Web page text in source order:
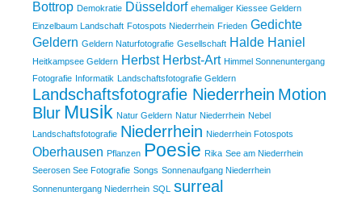
Bottrop Demokratie Düsseldorf ehemaliger Kiessee Geldern
Einzelbaum Landschaft Fotospots Niederrhein Frieden Gedichte
Geldern Geldern Naturfotografie Gesellschaft Halde Haniel
Heitkampsee Geldern Herbst Herbst-Art Himmel Sonnenuntergang
Fotografie Informatik Landschaftsfotografie Geldern
Landschaftsfotografie Niederrhein Motion
Blur Musik Natur Geldern Natur Niederrhein Nebel
Landschaftsfotografie Niederrhein Niederrhein Fotospots
Oberhausen Pflanzen Poesie Rika See am Niederrhein
Seerosen See Fotografie Songs Sonnenaufgang Niederrhein
Sonnenuntergang Niederrhein SQL surreal